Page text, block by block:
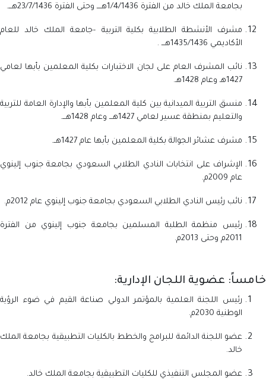
بجامعة الملك خالد من الفترة 1/4/1436هــــ وحتى الفترة 23/7/1436هـــ.
مشرف الأنشطة الطلابية بكلية التربية –جامعة الملك خالد للعام
الأكاديمي 1435/1436هـــ .
نائب المشرف العام على لجان الاختبارات بكلية المعلمين بأبها لعامي
1427هـ وعام 1428هـ.
منسق التربية الميدانية بين كلية المعلمين بأبها والإدارة العامة للتربية
والتعليم بمنطقة عسير لعامي 1427هـــ وعام 1428هـــ.
مشرف عشائر الجوالة بكلية المعلمين بأبها عام 1427هــ.
الإشراف على انتخابات النادي الطلابي السعودي بجامعة جنوب إلينوي
عام 2009م.
نائب رئيس النادي الطلابي السعودي بجامعة جنوب إلينوي عام 2012م.
رئيس منظمة الطلبة المسلمين بجامعة جنوب إلينوي من الفترة
2011م وحتى 2013م.
خامساً: عضوية اللجان الإدارية:
رئيس اللجنة العلمية بالمؤتمر الدولي صناعة القيم في ضوء الرؤية
الوطنية 2030م.
عضو اللجنة الدائمة للبرامج والخطط بالكليات التطبيقية بجامعة الملك
خالد.
عضو المجلس التنفيذي للكليات التطبيقية بجامعة الملك خالد.